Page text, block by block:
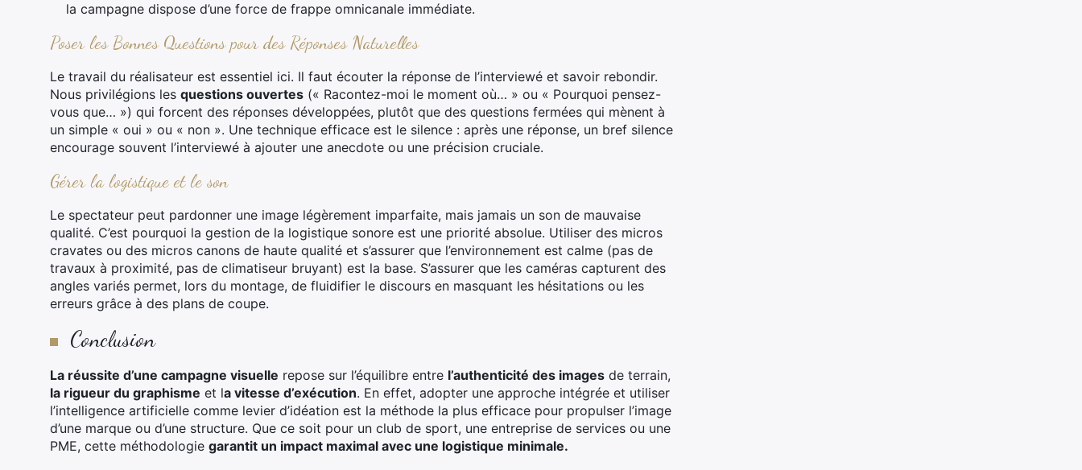
la campagne dispose d’une force de frappe omnicanale immédiate.
Poser les Bonnes Questions pour des Réponses Naturelles
Le travail du réalisateur est essentiel ici. Il faut écouter la réponse de l’interviewé et savoir rebondir.
Nous privilégions les questions ouvertes (« Racontez-moi le moment où… » ou « Pourquoi pensez-
vous que… ») qui forcent des réponses développées, plutôt que des questions fermées qui mènent à
un simple « oui » ou « non ». Une technique efficace est le silence : après une réponse, un bref silence
encourage souvent l’interviewé à ajouter une anecdote ou une précision cruciale.
Gérer la logistique et le son
Le spectateur peut pardonner une image légèrement imparfaite, mais jamais un son de mauvaise
qualité. C’est pourquoi la gestion de la logistique sonore est une priorité absolue. Utiliser des micros
cravates ou des micros canons de haute qualité et s’assurer que l’environnement est calme (pas de
travaux à proximité, pas de climatiseur bruyant) est la base. S’assurer que les caméras capturent des
angles variés permet, lors du montage, de fluidifier le discours en masquant les hésitations ou les
erreurs grâce à des plans de coupe.
Conclusion
La réussite d’une campagne visuelle repose sur l’équilibre entre l’authenticité des images de terrain,
la rigueur du graphisme et la vitesse d’exécution. En effet, adopter une approche intégrée et utiliser
l’intelligence artificielle comme levier d’idéation est la méthode la plus efficace pour propulser l’image
d’une marque ou d’une structure. Que ce soit pour un club de sport, une entreprise de services ou une
PME, cette méthodologie garantit un impact maximal avec une logistique minimale.